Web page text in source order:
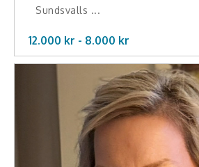
Sundsvalls ...
12.000 kr - 8.000 kr